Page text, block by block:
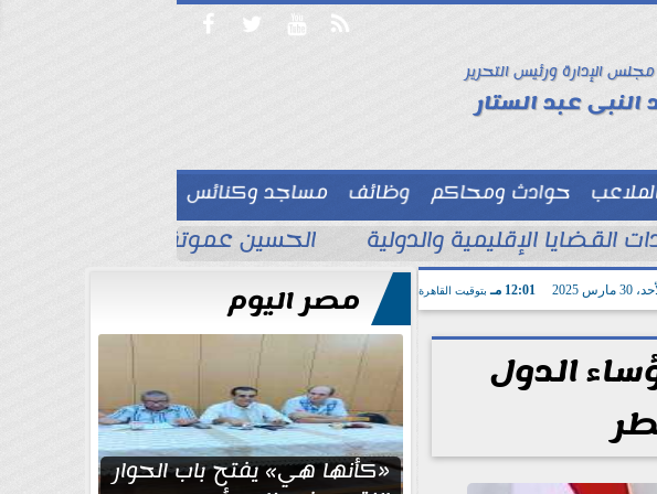
   
الإدارة ورئيس التحرير
النبى عبد الستار
حوادث ومحاكم وظائف
مساجد وكنائس
الإقليمية والدولية الحسين عموتة يحسم قائمة
30 مارس 2025 12:01 مـ بتوقيت القاهرة
الدول
مصر اليوم
«كأنها هي» يفتح باب الحوار